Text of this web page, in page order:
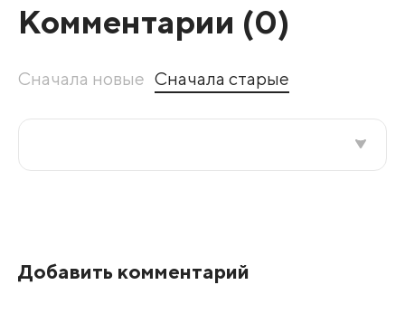
Комментарии (0)
Сначала новые Сначала старые
Добавить комментарий